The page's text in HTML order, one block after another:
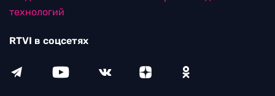
технологий
RTVI в соцсетях